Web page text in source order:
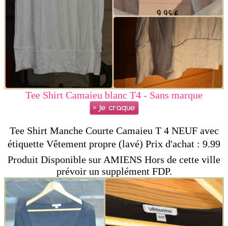
Tee Shirt Camaieu blanc T4 - Sans marque
Tee Shirt Manche Courte Camaieu T 4 NEUF avec
étiquette Vêtement propre (lavé) Prix d'achat : 9.99
Produit Disponible sur AMIENS Hors de cette ville
prévoir un supplément FDP.